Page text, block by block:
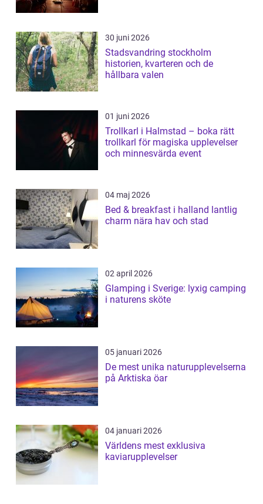
30 juni 2026
Stadsvandring stockholm
historien, kvarteren och de
hållbara valen
01 juni 2026
Trollkarl i Halmstad – boka rätt
trollkarl för magiska upplevelser
och minnesvärda event
04 maj 2026
Bed & breakfast i halland lantlig
charm nära hav och stad
02 april 2026
Glamping i Sverige: lyxig camping
i naturens sköte
05 januari 2026
De mest unika naturupplevelserna
på Arktiska öar
04 januari 2026
Världens mest exklusiva
kaviarupplevelser